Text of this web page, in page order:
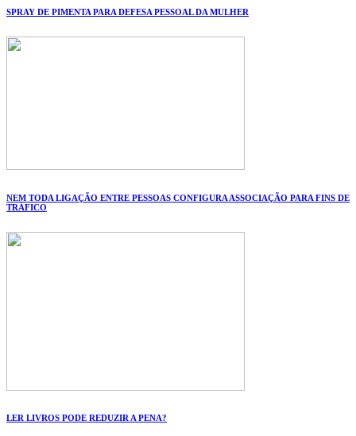
SPRAY DE PIMENTA PARA DEFESA PESSOAL DA MULHER
NEM TODA LIGAÇÃO ENTRE PESSOAS CONFIGURA ASSOCIAÇÃO PARA FINS DE
TRÁFICO
LER LIVROS PODE REDUZIR A PENA?